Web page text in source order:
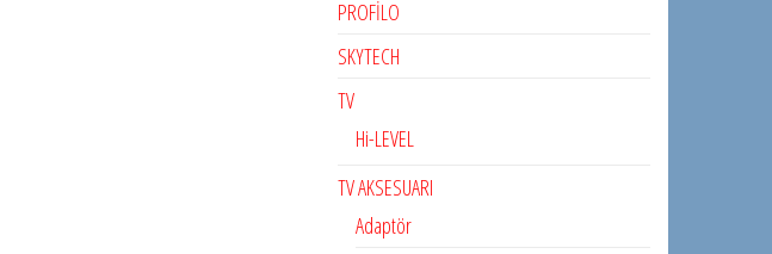
PROFİLO
SKYTECH
TV
Hi-LEVEL
TV AKSESUARI
Adaptör